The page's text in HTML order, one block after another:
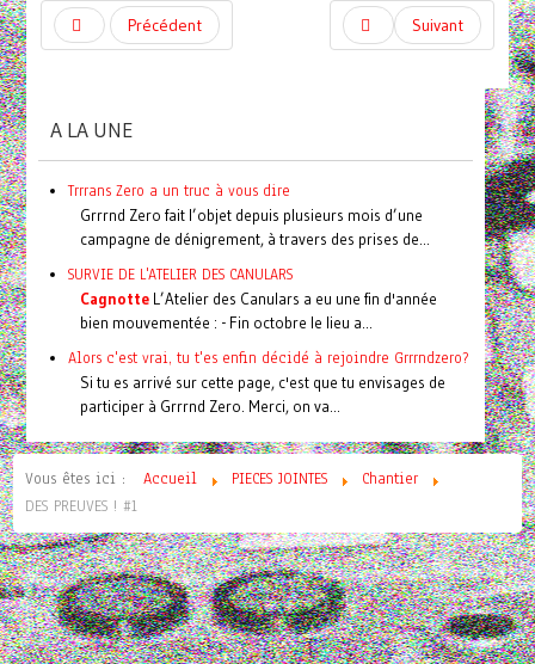
Précédent Suivant
A LA UNE
Trrrans Zero a un truc à vous dire
Grrrnd Zero fait l’objet depuis plusieurs mois d’une
campagne de dénigrement, à travers des prises de...
SURVIE DE L'ATELIER DES CANULARS
CagnotteL’Atelier des Canulars a eu une fin d'année
bien mouvementée : - Fin octobre le lieu a...
Alors c'est vrai, tu t'es enfin décidé à rejoindre Grrrndzero?
Si tu es arrivé sur cette page, c'est que tu envisages de
participer à Grrrnd Zero. Merci, on va...
Vous êtes ici : Accueil PIECES JOINTES
Chantier
DES PREUVES ! #1